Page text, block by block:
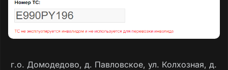
г.о. Домодедово, д. Павловское, ул. Колхозная, д.